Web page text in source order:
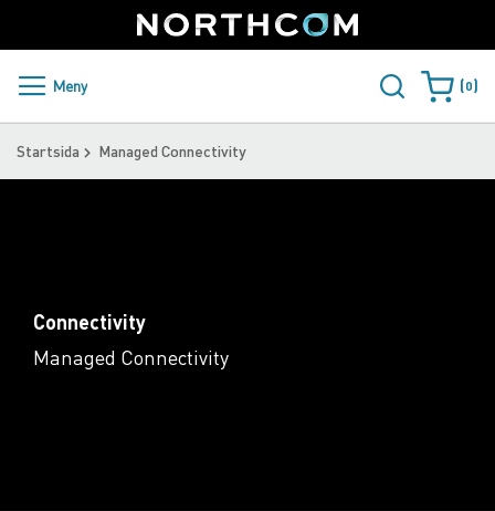
to
Content
Sweden
PRODUKTER OCH LÖSNINGAR
LADDA NER
Meny Varukorgen
0
Startsida Managed Connectivity
Connectivity
Managed Connectivity